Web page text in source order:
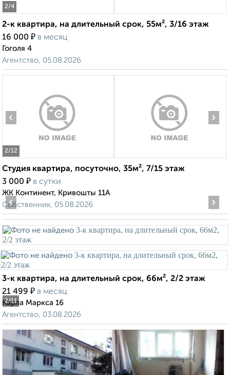
2/4
2-к квартира, на длительный срок, 55м², 3/16 этаж
16 000 ₽ в месяц
Гоголя 4
Агентство, 05.08.2026
2/12
‹ ›
Студия квартира, посуточно, 35м², 7/15 этаж
3 000 ₽ в сутки
ЖК Континент, Кривошты 11А
Собственник, 05.08.2026
2/11
‹ ›
3-к квартира, на длительный срок, 66м², 2/2 этаж
21 499 ₽ в месяц
Карла Маркса 16
Агентство, 03.08.2026